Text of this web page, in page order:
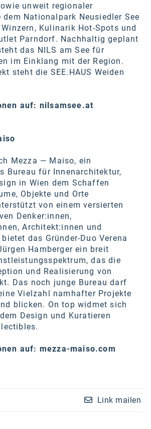
unweit regionaler
dem Nationalpark Neusiedler See
Kulinarik Hot-Spots und
Parndorf. Nachhaltig geplant
das NILS am See für
im Einklang mit der Region.
steht die SEE.HAUS Weiden
auf: nilsamsee.at
Mezza — Maiso, ein
Bureau für Innenarchitektur,
in Wien dem Schaffen
Objekte und Orte
von einem versierten
Denker:innen,
Architekt:innen und
das Gründer-Duo Verena
Hamberger ein breit
das die
und Realisierung von
Das noch junge Bureau darf
Vielzahl namhafter Projekte
blicken. On top widmet sich
Design und Kuratieren
auf: mezza-maiso.com
Link mailen